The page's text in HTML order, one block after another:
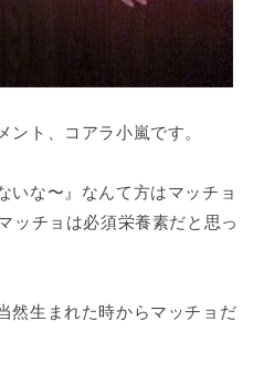
ト、コアラ小嵐です。
いな〜』なんて方はマッチョ
ッチョは必須栄養素だと思っ
然生まれた時からマッチョだ